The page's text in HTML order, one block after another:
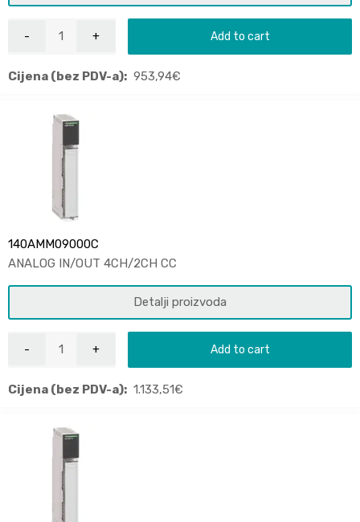
Add to cart
Cijena (bez PDV-a): 953,94€
140AMM09000C
ANALOG IN/OUT 4CH/2CH CC
Detalji proizvoda
Add to cart
Cijena (bez PDV-a): 1.133,51€